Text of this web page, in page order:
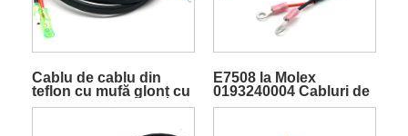
Cablu de cablu din
teflon cu mufă glonț cu
teacă roșu negru
E7508 la Molex
0193240004 Cabluri de
alimentare DC